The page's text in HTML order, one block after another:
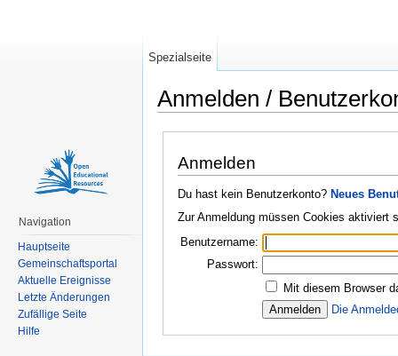
Anmelden /
Anmelden
Du hast kein Benutzerkonto? Neues
Zur Anmeldung müssen Cookies aktiviert
Benutzername:
Passwort:
Mit diesem Browser
Die
Spezialseite
Navigation
Hauptseite
Gemeinschaftsportal
Aktuelle Ereignisse
Letzte Änderungen
Zufällige Seite
Hilfe